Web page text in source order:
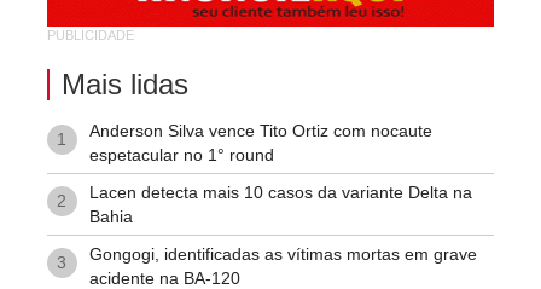
Vila Rodoviária
PUBLICIDADE
Mais lidas
1
Anderson Silva vence Tito Ortiz com nocaute
espetacular no 1° round
2
Lacen detecta mais 10 casos da variante Delta na
Bahia
3
Gongogi, identificadas as vítimas mortas em grave
acidente na BA-120